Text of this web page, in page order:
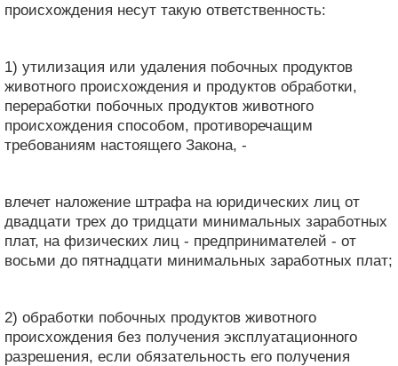
происхождения несут такую ​​ответственность:
1) утилизация или удаления побочных продуктов
животного происхождения и продуктов обработки,
переработки побочных продуктов животного
происхождения способом, противоречащим
требованиям настоящего Закона, -
влечет наложение штрафа на юридических лиц от
двадцати трех до тридцати минимальных заработных
плат, на физических лиц - предпринимателей - от
восьми до пятнадцати минимальных заработных плат;
2) обработки побочных продуктов животного
происхождения без получения эксплуатационного
разрешения, если обязательность его получения